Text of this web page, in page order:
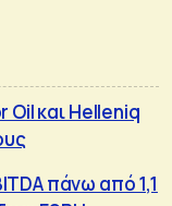
και Helleniq
πάνω από 1,1